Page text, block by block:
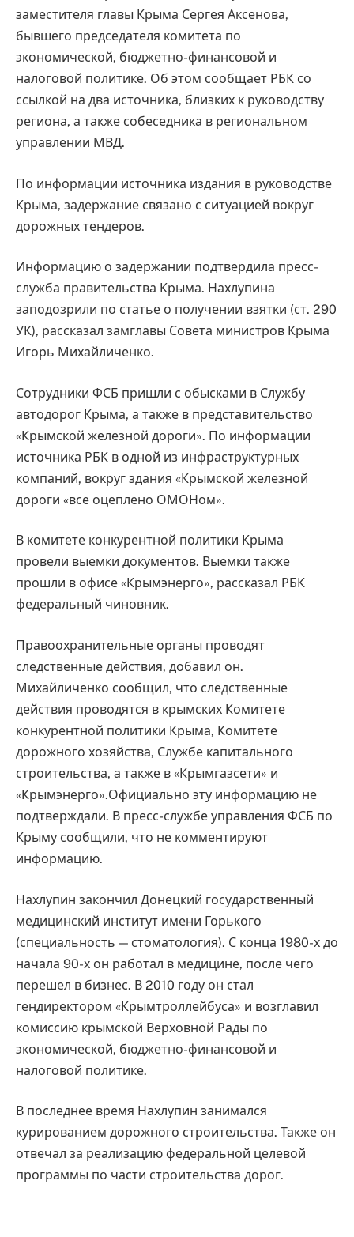
заместителя главы Крыма Сергея Аксенова,
бывшего председателя комитета по
экономической, бюджетно-финансовой и
налоговой политике. Об этом сообщает РБК со
ссылкой на два источника, близких к руководству
региона, а также собеседника в региональном
управлении МВД.
По информации источника издания в руководстве
Крыма, задержание связано с ситуацией вокруг
дорожных тендеров.
Информацию о задержании подтвердила пресс-
служба правительства Крыма. Нахлупина
заподозрили по статье о получении взятки (ст. 290
УК), рассказал замглавы Совета министров Крыма
Игорь Михайличенко.
Сотрудники ФСБ пришли с обысками в Службу
автодорог Крыма, а также в представительство
«Крымской железной дороги». По информации
источника РБК в одной из инфраструктурных
компаний, вокруг здания «Крымской железной
дороги «все оцеплено ОМОНом».
В комитете конкурентной политики Крыма
провели выемки документов. Выемки также
прошли в офисе «Крымэнерго», рассказал РБК
федеральный чиновник.
Правоохранительные органы проводят
следственные действия, добавил он.
Михайличенко сообщил, что следственные
действия проводятся в крымских Комитете
конкурентной политики Крыма, Комитете
дорожного хозяйства, Службе капитального
строительства, а также в «Крымгазсети» и
«Крымэнерго».Официально эту информацию не
подтверждали. В пресс-службе управления ФСБ по
Крыму сообщили, что не комментируют
информацию.
Нахлупин закончил Донецкий государственный
медицинский институт имени Горького
(специальность — стоматология). С конца 1980-х до
начала 90-х он работал в медицине, после чего
перешел в бизнес. В 2010 году он стал
гендиректором «Крымтроллейбуса» и возглавил
комиссию крымской Верховной Рады по
экономической, бюджетно-финансовой и
налоговой политике.
В последнее время Нахлупин занимался
курированием дорожного строительства. Также он
отвечал за реализацию федеральной целевой
программы по части строительства дорог.